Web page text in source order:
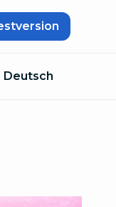
Deutsch